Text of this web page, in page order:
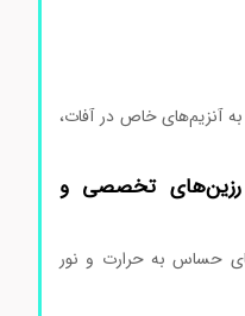
آنزیم‌های خاص در آفات،
رزین‌های تخصصی و
حساس به حرارت و نور